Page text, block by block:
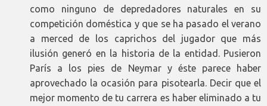
como ninguno de depredadores naturales en su
competición doméstica y que se ha pasado el verano
a merced de los caprichos del jugador que más
ilusión generó en la historia de la entidad. Pusieron
París a los pies de Neymar y éste parece haber
aprovechado la ocasión para pisotearla. Decir que el
mejor momento de tu carrera es haber eliminado a tu